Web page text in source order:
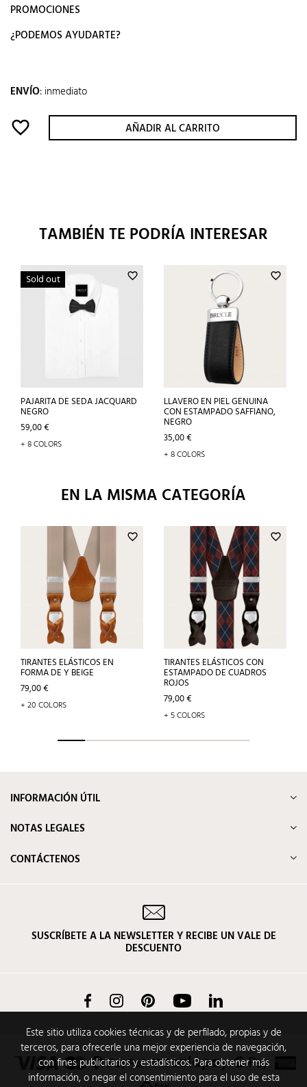
PROMOCIONES
¿PODEMOS AYUDARTE?
ENVÍO: inmediato
favorite_border AÑADIR AL CARRITO
TAMBIÉN TE PODRÍA INTERESAR
favorite_border
Sold out
PAJARITA DE SEDA JACQUARD
NEGRO
Precio
59,00 €
+ 8 COLORS
favorite_border
LLAVERO EN PIEL GENUINA
CON ESTAMPADO SAFFIANO,
NEGRO
Precio
35,00 €
+ 8 COLORS
EN LA MISMA CATEGORÍA
favorite_border
TIRANTES ELÁSTICOS EN
FORMA DE Y BEIGE
Precio
79,00 €
+ 20 COLORS
favorite_border
TIRANTES ELÁSTICOS CON
ESTAMPADO DE CUADROS
ROJOS
Precio
79,00 €
+ 5 COLORS
Este sitio utiliza cookies técnicas y de perfilado, propias y de
terceros, para ofrecerle una mejor experiencia de navegación,
con fines publicitarios y estadísticos. Para obtener más
información, o negar el consentimiento para el uso de esta
INFORMACIÓN ÚTIL
NOTAS LEGALES
CONTÁCTENOS
SUSCRÍBETE A LA NEWSLETTER Y RECIBE UN VALE DE
DESCUENTO
FacebookInstagram Pinterest YouTube